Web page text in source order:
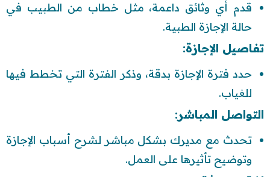
قدم أي وثائق داعمة، مثل خطاب من الطبيب في
حالة الإجازة الطبية.
تفاصيل الإجازة:
حدد فترة الإجازة بدقة، وذكر الفترة التي تخطط فيها
للغياب.
التواصل المباشر:
تحدث مع مديرك بشكل مباشر لشرح أسباب الإجازة
وتوضيح تأثيرها على العمل.